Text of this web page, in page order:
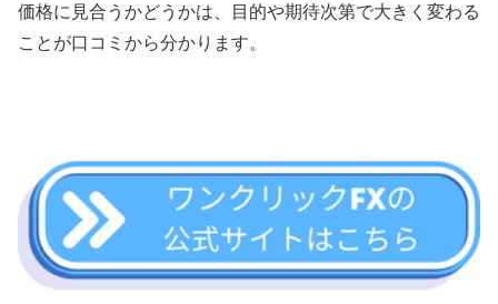
価格に見合うかどうかは、目的や期待次第で大きく変わる
ことが口コミから分かります。